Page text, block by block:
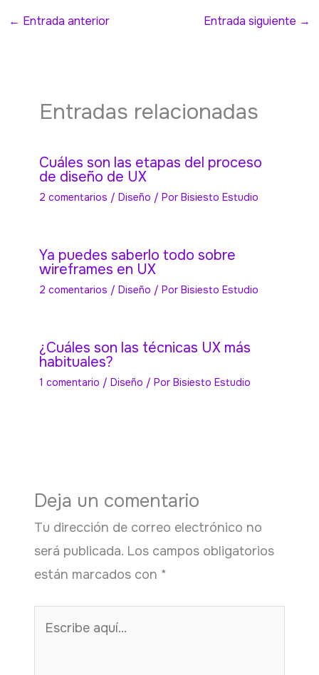
← Entrada anterior Entrada siguiente →
Entradas relacionadas
Cuáles son las etapas del proceso
de diseño de UX
2 comentarios / Diseño / Por Bisiesto Estudio
Ya puedes saberlo todo sobre
wireframes en UX
2 comentarios / Diseño / Por Bisiesto Estudio
¿Cuáles son las técnicas UX más
habituales?
1 comentario / Diseño / Por Bisiesto Estudio
Deja un comentario
Tu dirección de correo electrónico no
será publicada. Los campos obligatorios
están marcados con *